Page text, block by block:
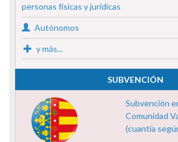
personas físicas y jurídicas
Autónomos
y más...
SUBVENCIÓN
Subvención
Comunidad
(cuantía